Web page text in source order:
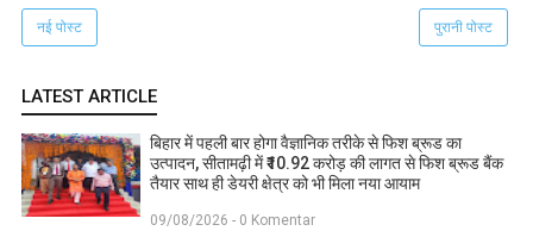
नई पोस्ट पुरानी पोस्ट
LATEST ARTICLE
बिहार में पहली बार होगा वैज्ञानिक तरीके से फिश ब्रूड का
उत्पादन, सीतामढ़ी में ₹10.92 करोड़ की लागत से फिश ब्रूड बैंक
तैयार साथ ही डेयरी क्षेत्र को भी मिला नया आयाम
09/08/2026 - 0 Komentar